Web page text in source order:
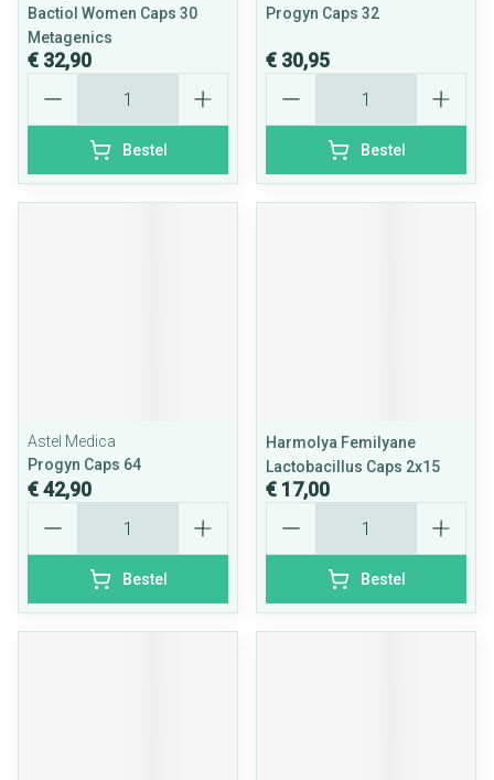
Bactiol Women Caps 30
Metagenics
€ 32,90
Bestel
Progyn Caps 32
€ 30,95
Bestel
Astel Medica
Progyn Caps 64
€ 42,90
Bestel
Harmolya Femilyane
Lactobacillus Caps 2x15
€ 17,00
Bestel